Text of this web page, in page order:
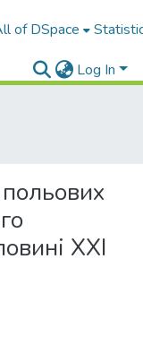
of DSpace
Log In
ХХІ